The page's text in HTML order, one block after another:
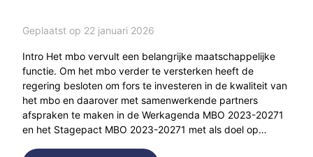
Geplaatst op 22 januari 2026
Intro Het mbo vervult een belangrijke maatschappelijke
functie. Om het mbo verder te versterken heeft de
regering besloten om fors te investeren in de kwaliteit van
het mbo en daarover met samenwerkende partners
afspraken te maken in de Werkagenda MBO 2023-20271
en het Stagepact MBO 2023-20271 met als doel op…